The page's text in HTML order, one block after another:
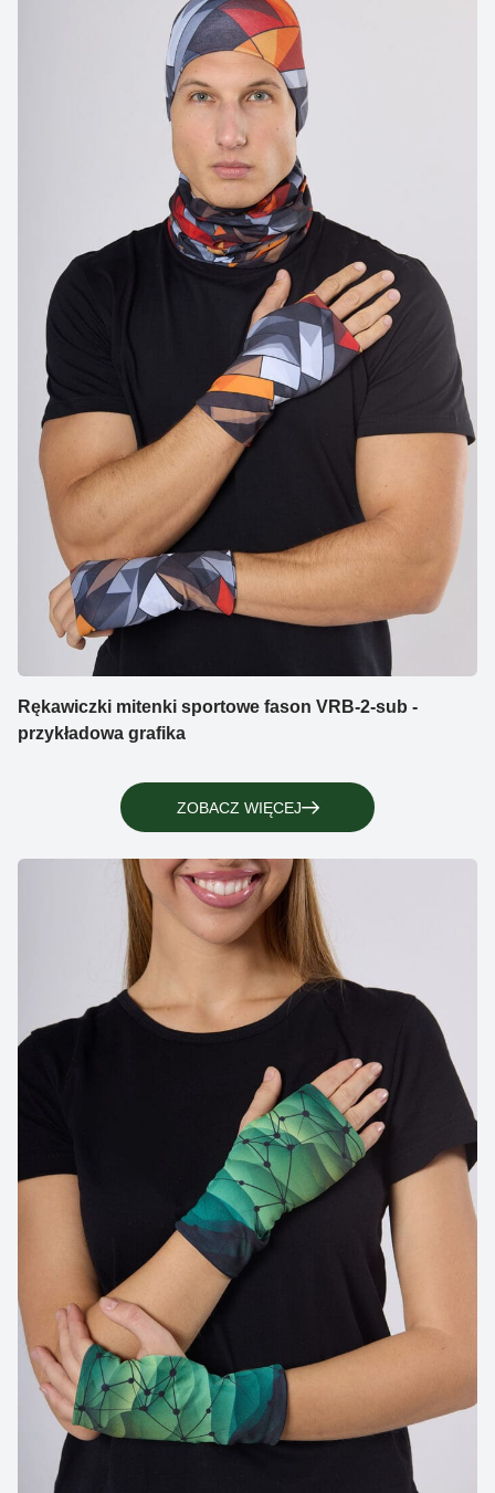
Rękawiczki mitenki sportowe fason VRB-2-sub -
przykładowa grafika
ZOBACZ WIĘCEJ